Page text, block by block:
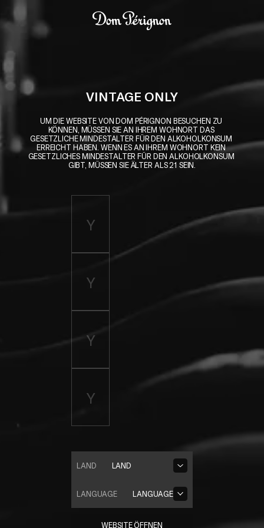
VINTAGE ONLY
UM DIE WEBSITE VON DOM PÉRIGNON BESUCHEN ZU
KÖNNEN, MÜSSEN SIE AN IHREM WOHNORT DAS
GESETZLICHE MINDESTALTER FÜR DEN ALKOHOLKONSUM
ERREICHT HABEN. WENN ES AN IHREM WOHNORT KEIN
GESETZLICHES MINDESTALTER FÜR DEN ALKOHOLKONSUM
GIBT, MÜSSEN SIE ÄLTER ALS 21 SEIN.
LAND
LAND
LANGUAGE
LANGUAGE
WEBSITE ÖFFNEN